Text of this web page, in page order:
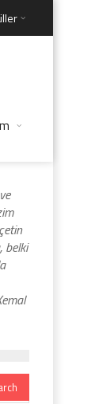
belki